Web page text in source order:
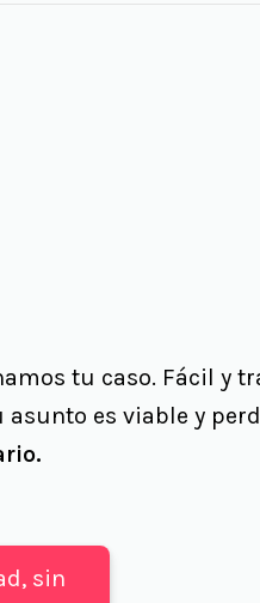
tu caso. Fácil y
es viable y
sin